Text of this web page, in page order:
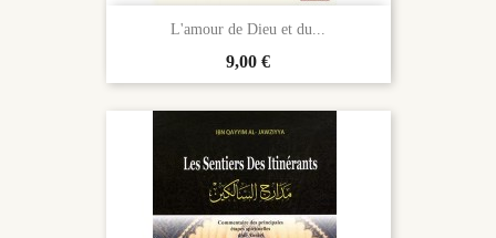
L'amour de Dieu et du...
Prix
9,00 €